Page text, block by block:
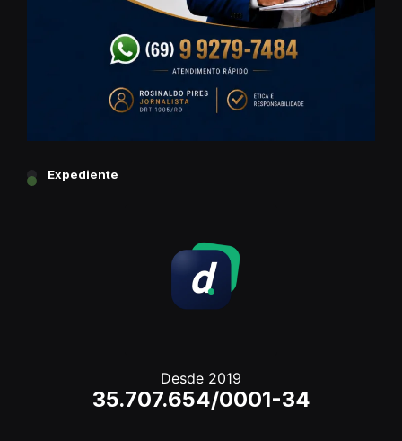
Expediente
Desde 2019
35.707.654/0001-34